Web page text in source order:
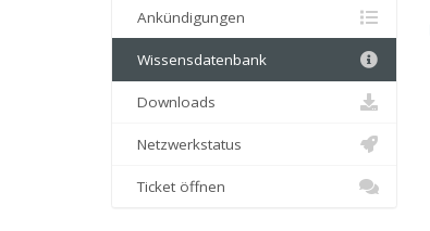
Ankündigungen
Wissensdatenbank
Downloads
Netzwerkstatus
Ticket öffnen